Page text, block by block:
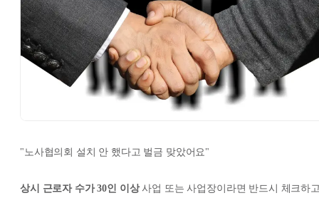
"노사협의회 설치 안 했다고 벌금 맞았어요"
상시 근로자 수가 30인 이상사업 또는 사업장이라면 반드시 체크하